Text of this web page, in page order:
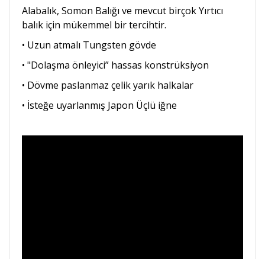
Alabalık, Somon Balığı ve mevcut birçok Yırtıcı
balık için mükemmel bir tercihtir.
• Uzun atmalı Tungsten gövde
• "Dolaşma önleyici” hassas konstrüksiyon
• Dövme paslanmaz çelik yarık halkalar
• İsteğe uyarlanmış Japon Üçlü iğne